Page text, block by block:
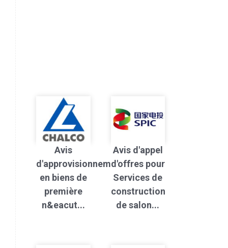
Avis
d'approvisionnement
en biens de
première
n&eacut...
Avis d'appel
d'offres pour
Services de
construction
de salon...